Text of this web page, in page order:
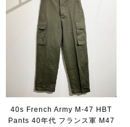
40s French Army M-47 HBT
Pants 40年代 フランス軍 M47